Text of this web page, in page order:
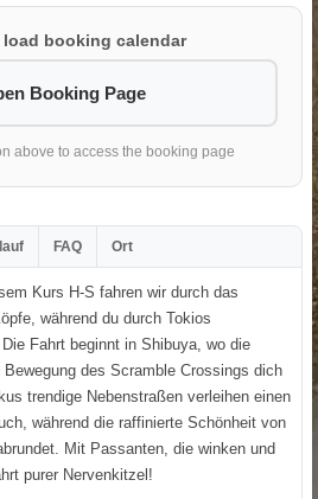
booking calendar
Booking Page
above to access the booking page
FAQ Ort
Kurs H-S fahren wir durch das
während du durch Tokios
Fahrt beginnt in Shibuya, wo die
des Scramble Crossings dich
trendige Nebenstraßen verleihen einen
während die raffinierte Schönheit von
Mit Passanten, die winken und
purer Nervenkitzel!